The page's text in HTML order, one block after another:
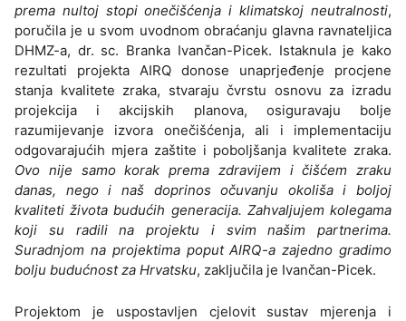
prema nultoj stopi onečišćenja i klimatskoj neutralnosti,
poručila je u svom uvodnom obraćanju glavna ravnateljica
DHMZ-a, dr. sc. Branka Ivančan-Picek. Istaknula je kako
rezultati projekta AIRQ donose unaprjeđenje procjene
stanja kvalitete zraka, stvaraju čvrstu osnovu za izradu
projekcija i akcijskih planova, osiguravaju bolje
razumijevanje izvora onečišćenja, ali i implementaciju
odgovarajućih mjera zaštite i poboljšanja kvalitete zraka.
Ovo nije samo korak prema zdravijem i čišćem zraku
danas, nego i naš doprinos očuvanju okoliša i boljoj
kvaliteti života budućih generacija. Zahvaljujem kolegama
koji su radili na projektu i svim našim partnerima.
Suradnjom na projektima poput AIRQ-a zajedno gradimo
bolju budućnost za Hrvatsku, zaključila je Ivančan-Picek.
Projektom je uspostavljen cjelovit sustav mjerenja i